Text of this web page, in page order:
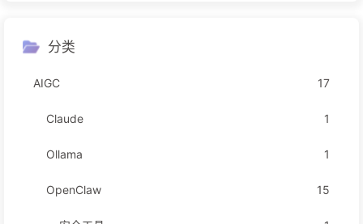
分类
AIGC 17
Claude 1
Ollama 1
OpenClaw 15